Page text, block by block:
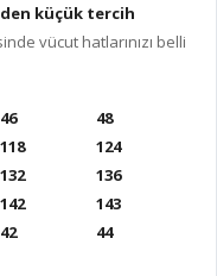
küçük tercih
vücut hatlarınızı belli
46
48
118
124
132
136
142
143
42 44